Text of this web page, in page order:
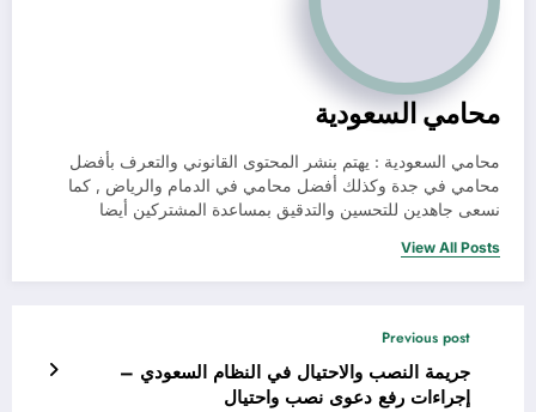
محامي السعودية
محامي السعودية : يهتم بنشر المحتوى القانوني والتعرف بأفضل
محامي في جدة وكذلك أفضل محامي في الدمام والرياض , كما
نسعى جاهدين للتحسين والتدقيق بمساعدة المشتركين أيضا
View All Posts
Previous post
جريمة النصب والاحتيال في النظام السعودي –
إجراءات رفع دعوى نصب واحتيال